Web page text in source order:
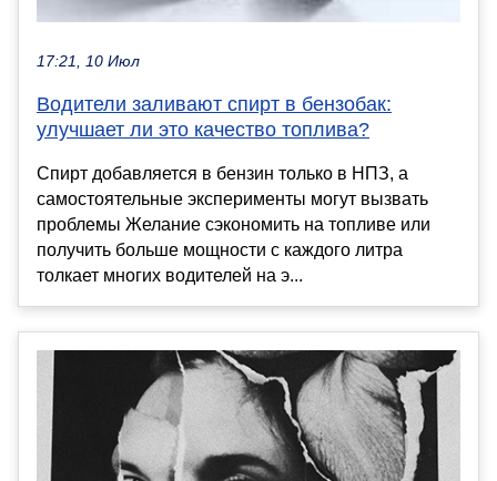
17:21, 10 Июл
Водители заливают спирт в бензобак:
улучшает ли это качество топлива?
Спирт добавляется в бензин только в НПЗ, а
самостоятельные эксперименты могут вызвать
проблемы Желание сэкономить на топливе или
получить больше мощности с каждого литра
толкает многих водителей на э...